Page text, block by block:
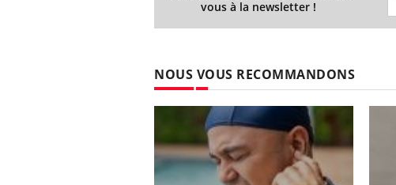
vous à la newsletter !
NOUS VOUS RECOMMANDONS